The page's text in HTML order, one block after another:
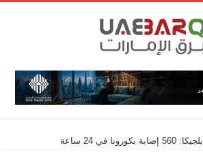
بلجيكا: 560 إصابة بكورونا في 24 ساعة